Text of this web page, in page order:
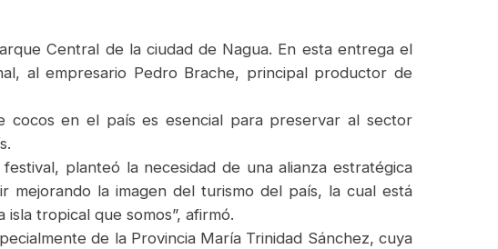
Central de la ciudad de Nagua. En esta entrega el
al empresario Pedro Brache, principal productor de
cocos en el país es esencial para preservar al sector
planteó la necesidad de una alianza estratégica
la imagen del turismo del país, la cual está
tropical que somos”, afirmó.
de la Provincia María Trinidad Sánchez, cuya